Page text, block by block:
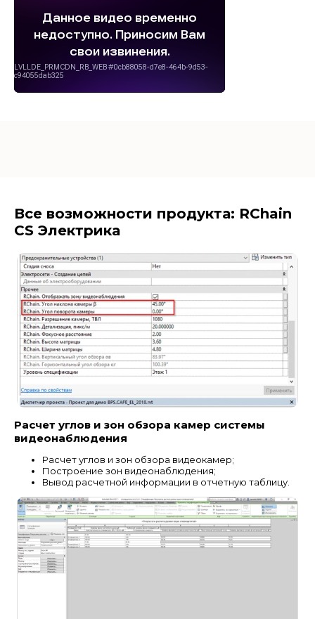
Все возможности продукта: RChain
CS Электрика
Расчет углов и зон обзора камер системы
видеонаблюдения
Расчет углов и зон обзора видеокамер;
Построение зон видеонаблюдения;
Вывод расчетной информации в отчетную таблицу.